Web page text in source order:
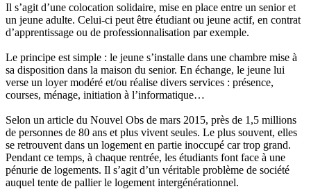
Il s’agit d’une colocation solidaire, mise en place entre un senior et
un jeune adulte. Celui-ci peut être étudiant ou jeune actif, en contrat
d’apprentissage ou de professionnalisation par exemple.
Le principe est simple : le jeune s’installe dans une chambre mise à
sa disposition dans la maison du senior. En échange, le jeune lui
verse un loyer modéré et/ou réalise divers services : présence,
courses, ménage, initiation à l’informatique…
Selon un article du Nouvel Obs de mars 2015, près de 1,5 millions
de personnes de 80 ans et plus vivent seules. Le plus souvent, elles
se retrouvent dans un logement en partie inoccupé car trop grand.
Pendant ce temps, à chaque rentrée, les étudiants font face à une
pénurie de logements. Il s’agit d’un véritable problème de société
auquel tente de pallier le logement intergénérationnel.